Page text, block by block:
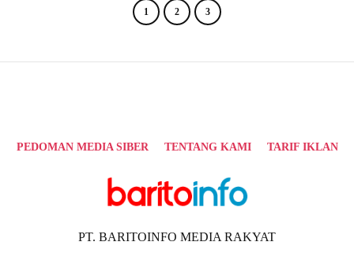
1 2 3
PEDOMAN MEDIA SIBER TENTANG KAMI TARIF IKLAN
PT. BARITOINFO MEDIA RAKYAT